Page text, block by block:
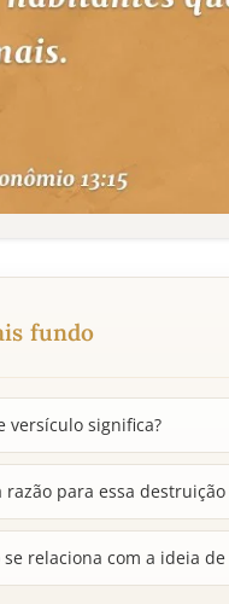
fundo
versículo significa?
razão para essa destruição
se relaciona com a ideia